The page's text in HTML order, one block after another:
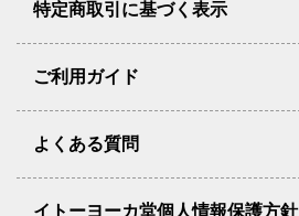
特定商取引に基づく表示
ご利用ガイド
よくある質問
イトーヨーカ堂個人情報保護方針